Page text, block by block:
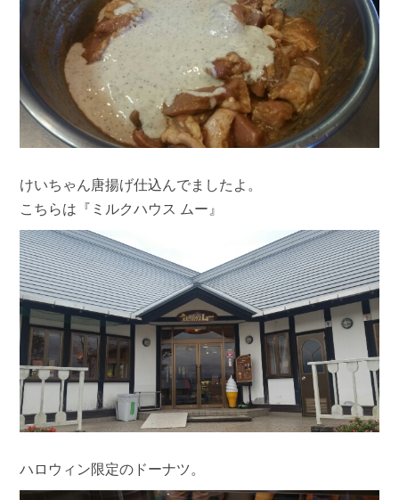
けいちゃん唐揚げ仕込んでましたよ。
こちらは『ミルクハウス ムー』
ハロウィン限定のドーナツ。